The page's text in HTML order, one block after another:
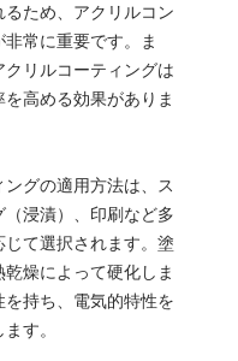
ため、アクリルコン
常に重要です。ま
リルコーティングは
高める効果がありま
グの適用方法は、ス
浸漬）、印刷など多
て選択されます。塗
燥によって硬化しま
持ち、電気的特性を
す。